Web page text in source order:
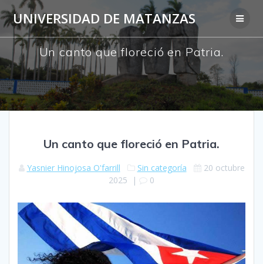
Saltar
al
contenido
UNIVERSIDAD DE MATANZAS
Un canto que floreció en Patria.
Un canto que floreció en Patria.
Yasnier Hinojosa O'farrill Sin categoría
20 octubre
2025 | 0